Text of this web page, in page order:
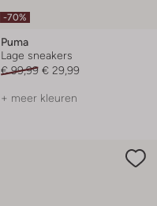
-70%
Puma
Lage sneakers
€ 99,99 € 29,99
+ meer kleuren